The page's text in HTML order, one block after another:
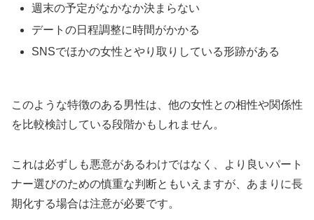
週末の予定がなかなか決まらない
デートの日程調整に時間がかかる
SNSでほかの女性とやり取りしている形跡がある
このような特徴のある男性は、他の女性との相性や関係性
を比較検討している段階かもしれません。
これは必ずしも悪意があるわけではなく、より良いパート
ナー選びのための慎重な判断ともいえますが、あまりに長
期化する場合は注意が必要です。